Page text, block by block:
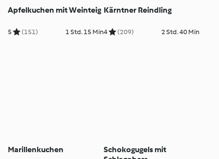
Apfelkuchen mit Weinteig
5 (151) 1 Std. 15 Min
Kärntner Reindling
4 (209) 2 Std. 40 Min
Marillenkuchen
Schokogugels mit